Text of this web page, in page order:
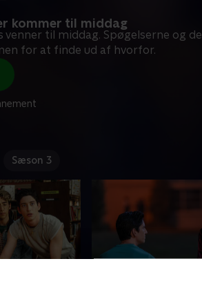
kommer til middag
venner til middag. Spøgelserne og de
for at finde ud af hvorfor.
Sæson 3